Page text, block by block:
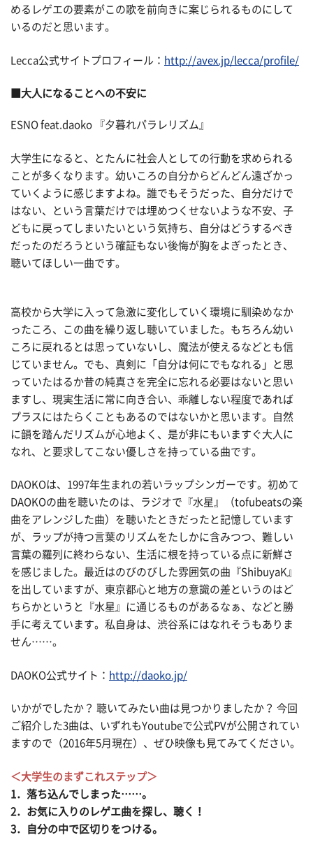
めるレゲエの要素がこの歌を前向きに案じられるものにして
いるのだと思います。
Lecca公式サイトプロフィール： http://avex.jp/lecca/profile/
■大人になることへの不安に
ESNO feat.daoko 『夕暮れパラレリズム』
大学生になると、とたんに社会人としての行動を求められる
ことが多くなります。幼いころの自分からどんどん遠ざかっ
ていくように感じますよね。誰でもそうだった、自分だけで
はない、という言葉だけでは埋めつくせないような不安、子
どもに戻ってしまいたいという気持ち、自分はどうするべき
だったのだろうという確証もない後悔が胸をよぎったとき、
聴いてほしい一曲です。
高校から大学に入って急激に変化していく環境に馴染めなか
ったころ、この曲を繰り返し聴いていました。もちろん幼い
ころに戻れるとは思っていないし、魔法が使えるなどとも信
じていません。でも、真剣に「自分は何にでもなれる」と思
っていたはるか昔の純真さを完全に忘れる必要はないと思い
ますし、現実生活に常に向き合い、乖離しない程度であれば
プラスにはたらくこともあるのではないかと思います。自然
に韻を踏んだリズムが心地よく、是が非にもいますぐ大人に
なれ、と要求してこない優しさを持っている曲です。
DAOKOは、1997年生まれの若いラップシンガーです。初めて
DAOKOの曲を聴いたのは、ラジオで『水星』（tofubeatsの楽
曲をアレンジした曲）を聴いたときだったと記憶しています
が、ラップが持つ言葉のリズムをたしかに含みつつ、難しい
言葉の羅列に終わらない、生活に根を持っている点に新鮮さ
を感じました。最近はのびのびした雰囲気の曲『ShibuyaK』
を出していますが、東京都心と地方の意識の差というのはど
ちらかというと『水星』に通じるものがあるなぁ、などと勝
手に考えています。私自身は、渋谷系にはなれそうもありま
せん……。
DAOKO公式サイト： http://daoko.jp/
いかがでしたか？ 聴いてみたい曲は見つかりましたか？ 今回
ご紹介した3曲は、いずれもYoutubeで公式PVが公開されてい
ますので（2016年5月現在）、ぜひ映像も見てみてください。
＜大学生のまずこれステップ＞
1．落ち込んでしまった……。
2．お気に入りのレゲエ曲を探し、聴く！
3．自分の中で区切りをつける。